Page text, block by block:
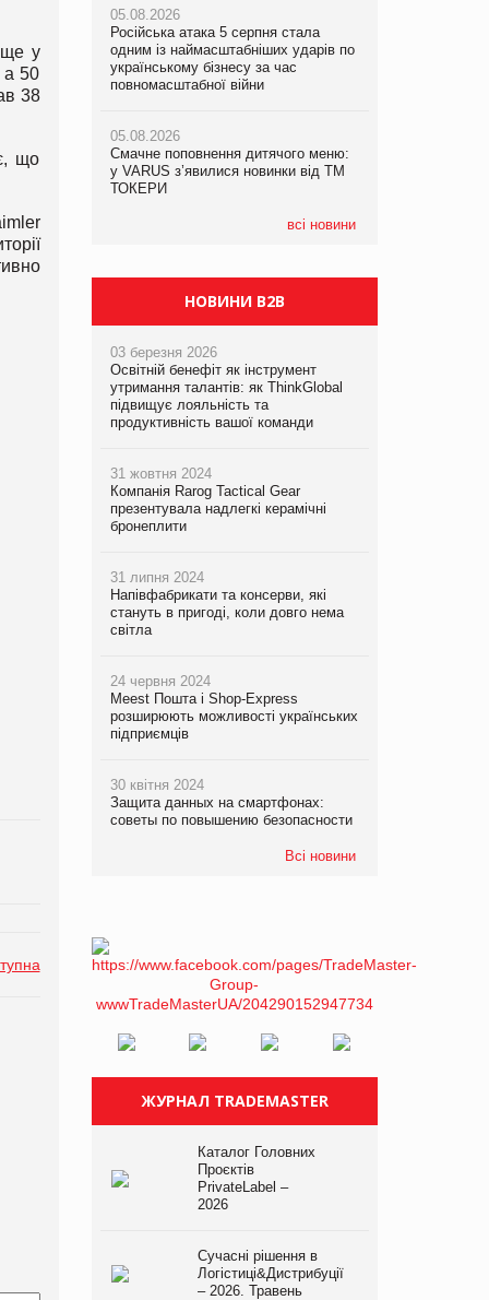
ще у
а 50
38
що
05.08.2026
Російська атака 5 серпня стала
одним із наймасштабніших ударів по
українському бізнесу за час
повномасштабної війни
05.08.2026
Смачне поповнення дитячого меню:
у VARUS з’явилися новинки від ТМ
ТОКЕРИ
всі новини
05.08.2026
Російська атака 5 серпня стала
одним із наймасштабніших ударів по
українському бізнесу за час
повномасштабної війни
05.08.2026
Смачне поповнення дитячого меню:
у VARUS з’явилися новинки від ТМ
ТОКЕРИ
рекламі екологічних продуктів
05.08.2026
AstraZeneca обговорює найбільшу
НОВИНИ B2B
03 березня 2026
Освітній бенефіт як інструмент
утримання талантів: як ThinkGlobal
підвищує лояльність та
продуктивність вашої команди
31 жовтня 2024
Компанія Rarog Tactical Gear
презентувала надлегкі керамічні
бронеплити
31 липня 2024
Напівфабрикати та консерви, які
стануть в пригоді, коли довго нема
світла
24 червня 2024
Meest Пошта і Shop-Express
розширюють можливості українських
підприємців
30 квітня 2024
Защита данных на смартфонах:
советы по повышению безопасности
Всі новини
ЖУРНАЛ TRADEMASTER
Каталог Головних
Проєктів
PrivateLabel –
2026
Сучасні рішення в
Логістиці&Дистрибуції
– 2026. Травень